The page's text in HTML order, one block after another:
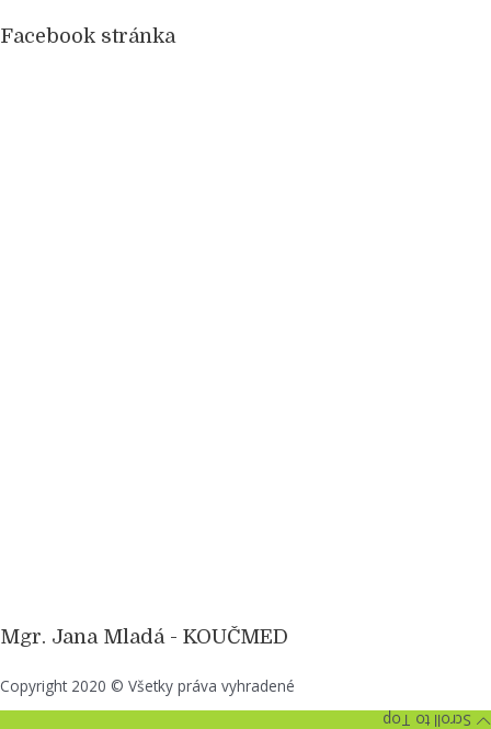
Facebook stránka
Mgr. Jana Mladá - KOUČMED
Copyright 2020 © Všetky práva vyhradené
Scroll to Top